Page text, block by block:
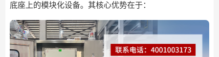
底座上的模块化设备。其核心优势在于：